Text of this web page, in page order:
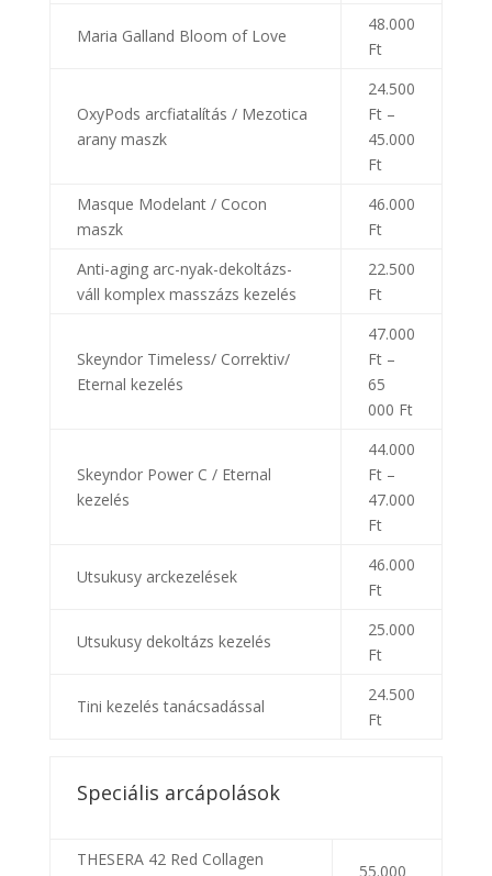
Maria Galland Bloom of Love
48.000
Ft
OxyPods arcfiatalítás / Mezotica
arany maszk
24.500
Ft –
45.000
Ft
Masque Modelant / Cocon
maszk
46.000
Ft
Anti-aging arc-nyak-dekoltázs-
váll komplex masszázs kezelés
22.500
Ft
Skeyndor Timeless/ Correktiv/
Eternal kezelés
47.000
Ft –
65
000 Ft
Skeyndor Power C / Eternal
kezelés
44.000
Ft –
47.000
Ft
Utsukusy arckezelések
46.000
Ft
Utsukusy dekoltázs kezelés
25.000
Ft
Tini kezelés tanácsadással
24.500
Ft
Speciális arcápolások
THESERA 42 Red Collagen
55.000